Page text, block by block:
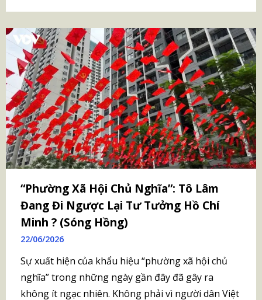
“Phường Xã Hội Chủ Nghĩa”: Tô Lâm
Đang Đi Ngược Lại Tư Tưởng Hồ Chí
Minh ? (Sóng Hồng)
22/06/2026
Sự xuất hiện của khẩu hiệu “phường xã hội chủ
nghĩa” trong những ngày gần đây đã gây ra
không ít ngạc nhiên. Không phải vì người dân Việt